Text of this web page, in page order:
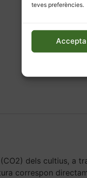
teves preferències.
Accepta
dels cultius, a
correspon